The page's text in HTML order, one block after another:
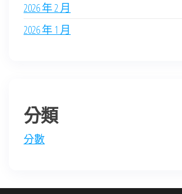
2026 年 2 月
2026 年 1 月
分類
分數